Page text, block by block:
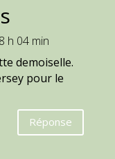
h 04 min
demoiselle.
pour le
Réponse